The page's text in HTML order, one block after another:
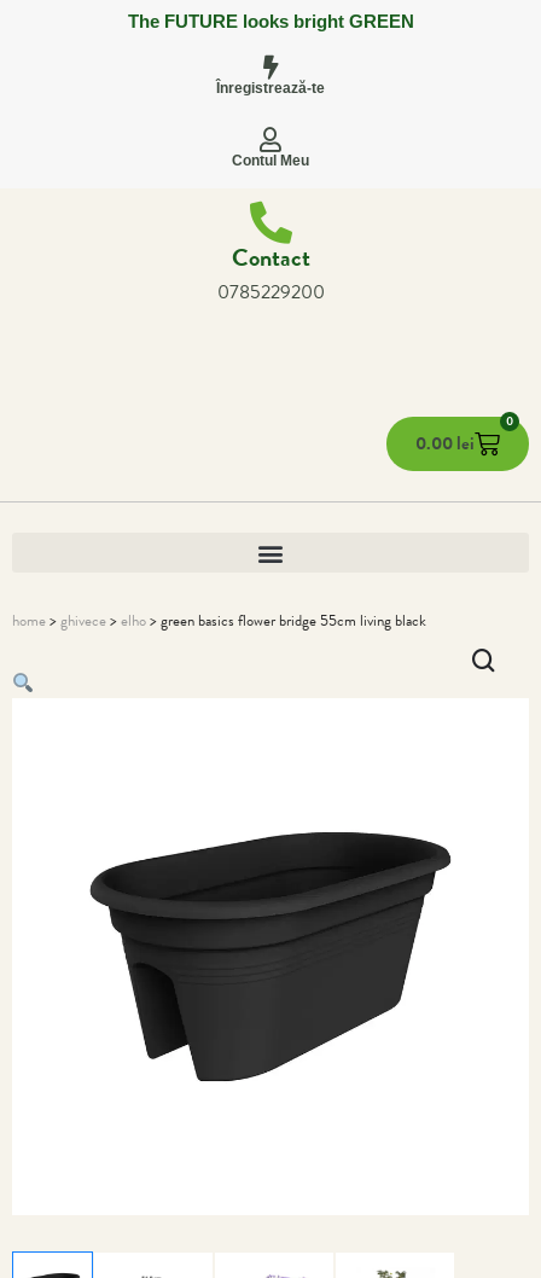
The FUTURE looks bright GREEN
Înregistrează-te
Contul Meu
Contact
0785229200
0.00lei
0
home>ghivece>elho> green basics flower bridge 55cm living black